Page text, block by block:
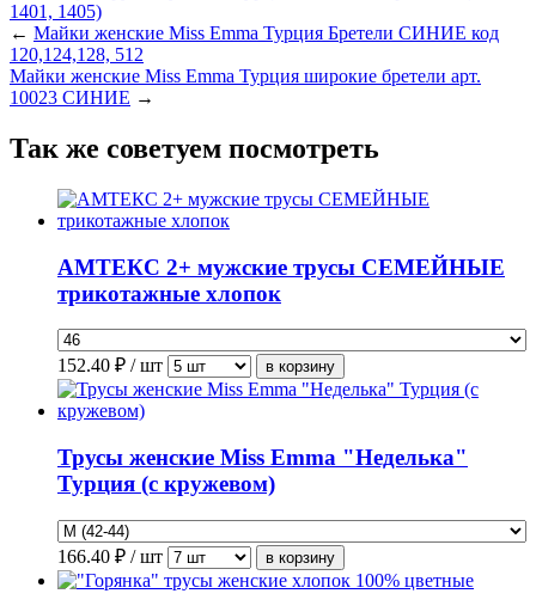
← Майки женские Miss Emma Турция Бретели СИНИЕ код
120,124,128, 512
Майки женские Miss Emma Турция широкие бретели арт.
10023 СИНИЕ →
Так же советуем посмотреть
АМТЕКС 2+ мужские трусы СЕМЕЙНЫЕ
трикотажные хлопок
152.40 ₽ / шт
Трусы женские Miss Emma "Неделька"
Турция (с кружевом)
166.40 ₽ / шт